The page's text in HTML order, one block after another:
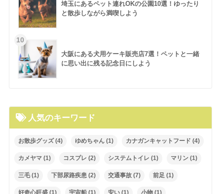
埼玉にあるペット連れOKの公園10選！ゆったり
と散歩しながら満喫しよう
大阪にある犬用ケーキ販売店7選！ペットと一緒
に思い出に残る記念日にしよう
人気のキーワード
お散歩グッズ(4) ゆめちゃん(1) カナガンキャットフード (4)
カメヤマ(1) コスプレ (2) システムトイレ (1) マリン(1)
三毛(1) 下部尿路疾患 (2) 交通事故(7) 前足 (1)
好奇心旺盛(1) 宇宙船(1) 安い(1) 小物(1)